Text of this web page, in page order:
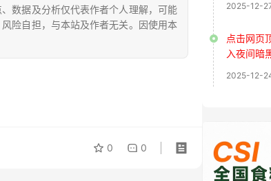
数据及分析仅代表作者个人理解，可能
险自担，与本站及作者无关。因使用本
0 0
2025-12-
点击网页
入夜间暗
2025-12-